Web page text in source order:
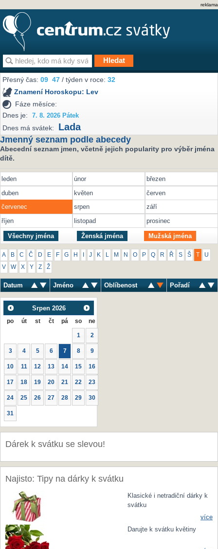
reklama
Přesný čas:09 47 / týden v roce:32
Znamení Horoskopu: Lev
Fáze měsíce:
Dnes je:
7. 8. 2026 Pátek
Dnes má svátek: Lada
Jmenný seznam podle abecedy
Abecední seznam jmen, včetně jejich popularity pro výběr jména
dítě.
leden únor
březen
duben
květen
červen
červenec
srpen
září
říjen
listopad prosinec
Všechny jména Ženská jména Mužská jména
A B C Č D E F G H J K M N O P Q R Ř S Š U
V W X Y Z Ž
Datum Jméno Oblíbenost Pořadí
Srpen 2026
po út st čt pá so ne
1 2
3 4 5 6 7 8 9
10 11 12 13 14 15 16
17 18 19 20 21 22 23
24 25 26 27 28 29 30
31
Dárek k svátku se slevou!
Najisto: Tipy na dárky k svátku
Klasické i netradiční dárky k
svátku
více
Darujte k svátku květiny